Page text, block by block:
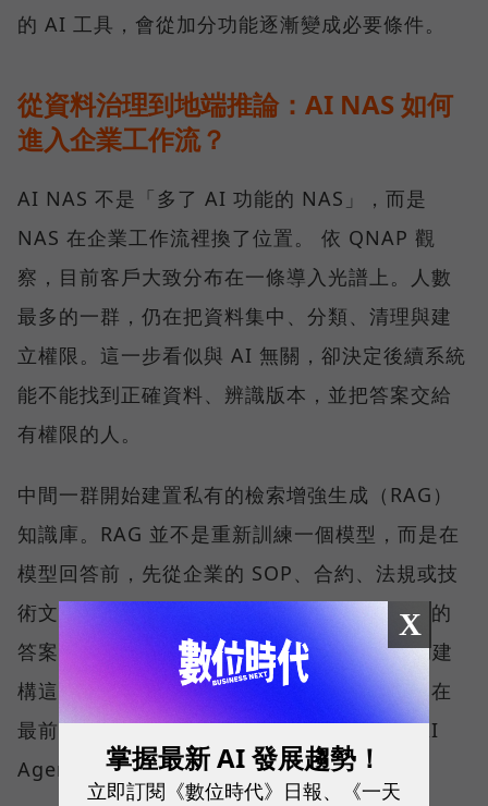
的 AI 工具，會從加分功能逐漸變成必要條件。
從資料治理到地端推論：AI NAS 如何
進入企業工作流？
AI NAS 不是「多了 AI 功能的 NAS」，而是
NAS 在企業工作流裡換了位置。 依 QNAP 觀
察，目前客戶大致分布在一條導入光譜上。人數
最多的一群，仍在把資料集中、分類、清理與建
立權限。這一步看似與 AI 無關，卻決定後續系統
能不能找到正確資料、辨識版本，並把答案交給
有權限的人。
中間一群開始建置私有的檢索增強生成（RAG）
知識庫。RAG 並不是重新訓練一個模型，而是在
模型回答前，先從企業的 SOP、合約、法規或技
術文件中取回相關內容，再產生附有來源依據的
答案。QNAP 以 Qsirch 的語意搜尋能力協助建
構這類應用，協助企業建立私有知識庫；而走在
最前面的少數企業，則已經嘗試地端推論與 AI
Agent。
X
掌握最新 AI 發展趨勢！
立即訂閱《數位時代》日報、《一天